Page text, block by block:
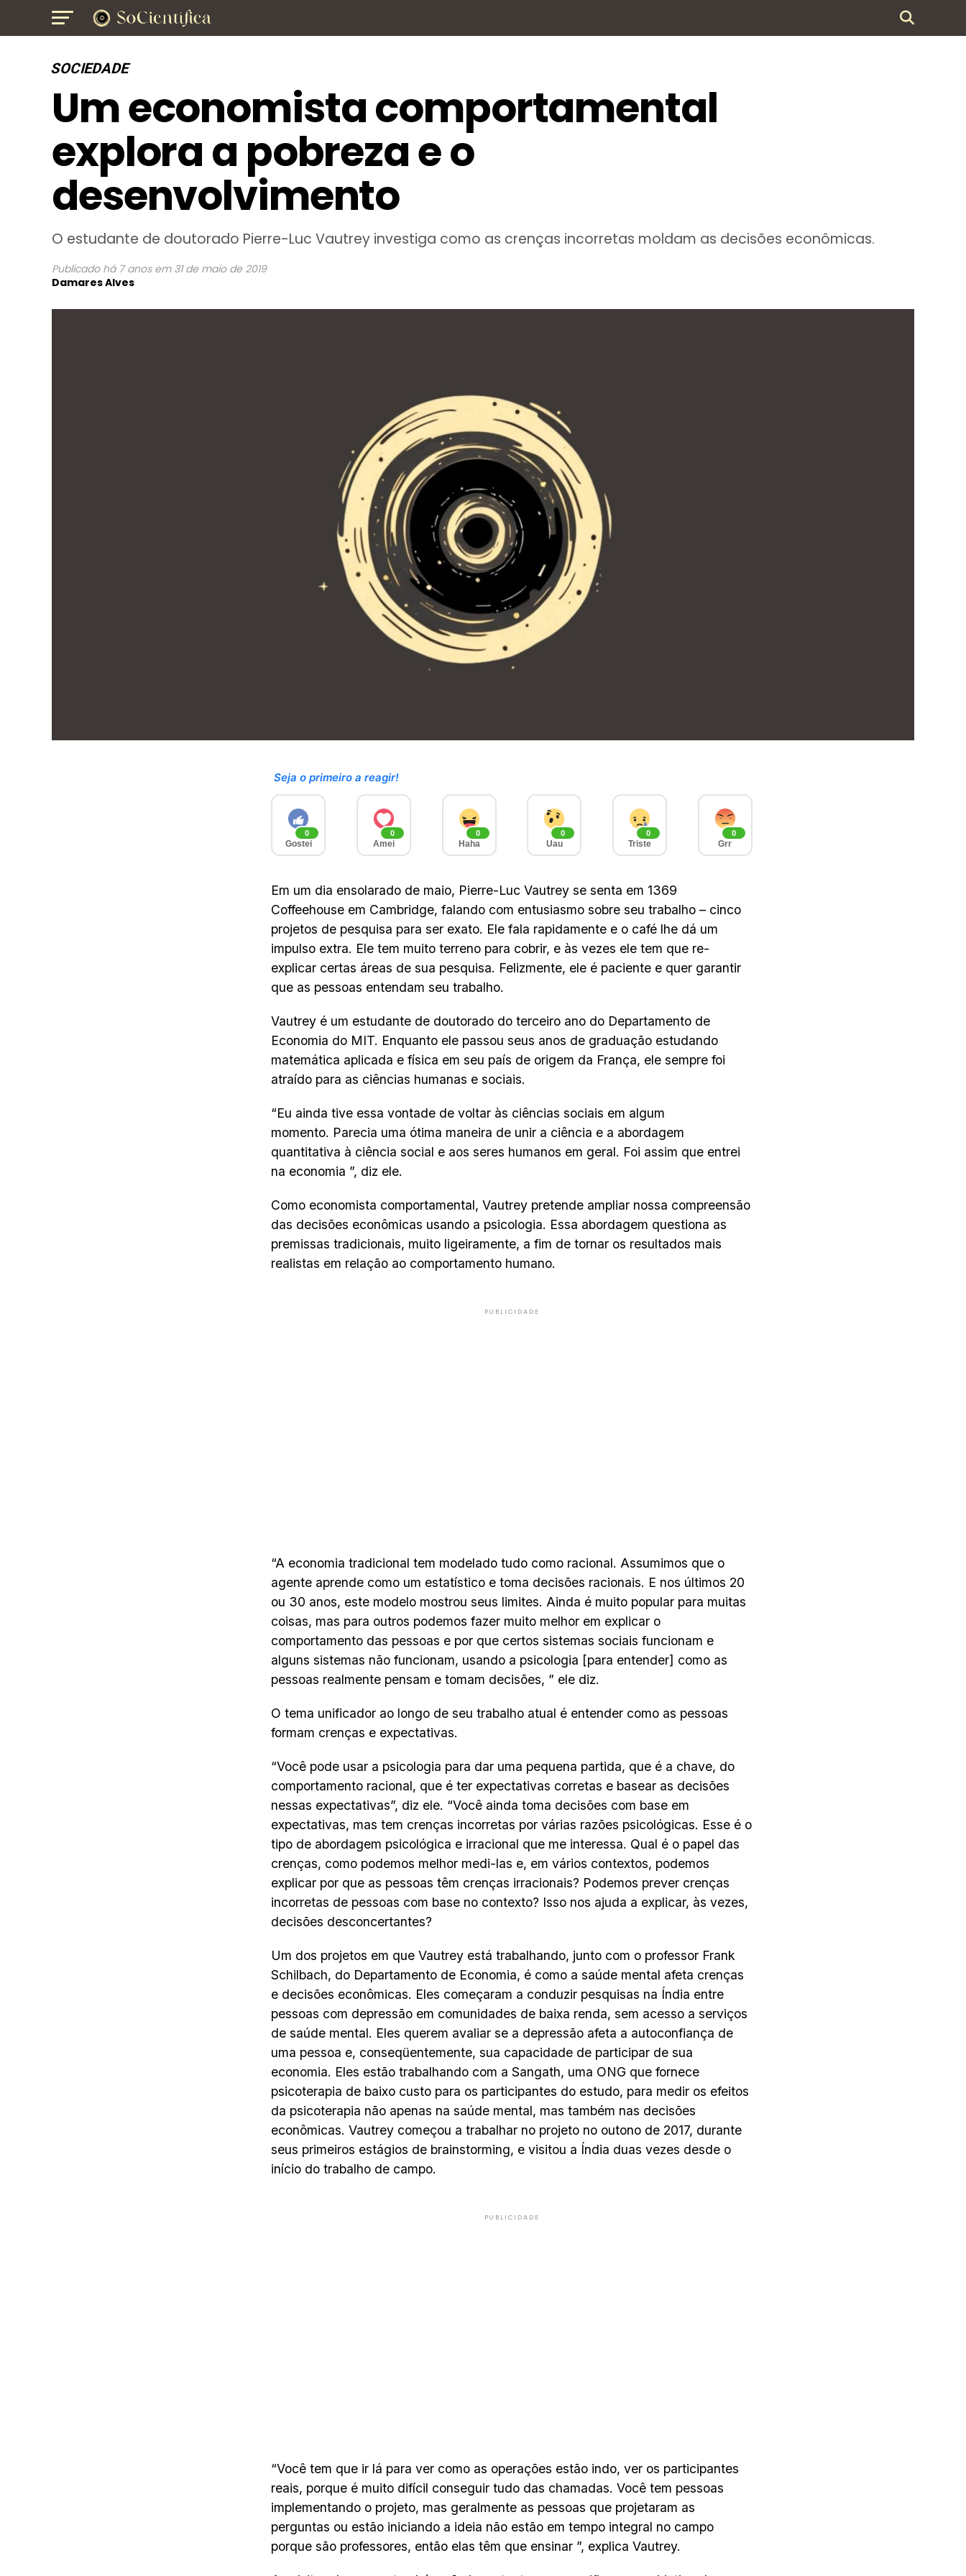
SOCIEDADE
Um economista comportamental
explora a pobreza e o
desenvolvimento
O estudante de doutorado Pierre-Luc Vautrey investiga como as crenças incorretas moldam as decisões econômicas.
Publicado há 7 anos em 31 de maio de 2019
Damares Alves
Seja o primeiro a reagir!
0
Gostei
0
Amei
0
Haha
0
Uau
0
Triste
0
Grr
Em um dia ensolarado de maio, Pierre-Luc Vautrey se senta em 1369
Coffeehouse em Cambridge, falando com entusiasmo sobre seu trabalho – cinco
projetos de pesquisa para ser exato. Ele fala rapidamente e o café lhe dá um
impulso extra. Ele tem muito terreno para cobrir, e às vezes ele tem que re-
explicar certas áreas de sua pesquisa. Felizmente, ele é paciente e quer garantir
que as pessoas entendam seu trabalho.
Vautrey é um estudante de doutorado do terceiro ano do Departamento de
Economia do MIT. Enquanto ele passou seus anos de graduação estudando
matemática aplicada e física em seu país de origem da França, ele sempre foi
atraído para as ciências humanas e sociais.
“Eu ainda tive essa vontade de voltar às ciências sociais em algum
momento. Parecia uma ótima maneira de unir a ciência e a abordagem
quantitativa à ciência social e aos seres humanos em geral. Foi assim que entrei
na economia ”, diz ele.
Como economista comportamental, Vautrey pretende ampliar nossa compreensão
das decisões econômicas usando a psicologia. Essa abordagem questiona as
premissas tradicionais, muito ligeiramente, a fim de tornar os resultados mais
realistas em relação ao comportamento humano.
PUBLICIDADE
“A economia tradicional tem modelado tudo como racional. Assumimos que o
agente aprende como um estatístico e toma decisões racionais. E nos últimos 20
ou 30 anos, este modelo mostrou seus limites. Ainda é muito popular para muitas
coisas, mas para outros podemos fazer muito melhor em explicar o
comportamento das pessoas e por que certos sistemas sociais funcionam e
alguns sistemas não funcionam, usando a psicologia [para entender] como as
pessoas realmente pensam e tomam decisões, ” ele diz.
O tema unificador ao longo de seu trabalho atual é entender como as pessoas
formam crenças e expectativas.
“Você pode usar a psicologia para dar uma pequena partida, que é a chave, do
comportamento racional, que é ter expectativas corretas e basear as decisões
nessas expectativas”, diz ele. “Você ainda toma decisões com base em
expectativas, mas tem crenças incorretas por várias razões psicológicas. Esse é o
tipo de abordagem psicológica e irracional que me interessa. Qual é o papel das
crenças, como podemos melhor medi-las e, em vários contextos, podemos
explicar por que as pessoas têm crenças irracionais? Podemos prever crenças
incorretas de pessoas com base no contexto? Isso nos ajuda a explicar, às vezes,
decisões desconcertantes?
Um dos projetos em que Vautrey está trabalhando, junto com o professor Frank
Schilbach, do Departamento de Economia, é como a saúde mental afeta crenças
e decisões econômicas. Eles começaram a conduzir pesquisas na Índia entre
pessoas com depressão em comunidades de baixa renda, sem acesso a serviços
de saúde mental. Eles querem avaliar se a depressão afeta a autoconfiança de
uma pessoa e, conseqüentemente, sua capacidade de participar de sua
economia. Eles estão trabalhando com a Sangath, uma ONG que fornece
psicoterapia de baixo custo para os participantes do estudo, para medir os efeitos
da psicoterapia não apenas na saúde mental, mas também nas decisões
econômicas. Vautrey começou a trabalhar no projeto no outono de 2017, durante
seus primeiros estágios de brainstorming, e visitou a Índia duas vezes desde o
início do trabalho de campo.
PUBLICIDADE
“Você tem que ir lá para ver como as operações estão indo, ver os participantes
reais, porque é muito difícil conseguir tudo das chamadas. Você tem pessoas
implementando o projeto, mas geralmente as pessoas que projetaram as
perguntas ou estão iniciando a ideia não estão em tempo integral no campo
porque são professores, então elas têm que ensinar ”, explica Vautrey.